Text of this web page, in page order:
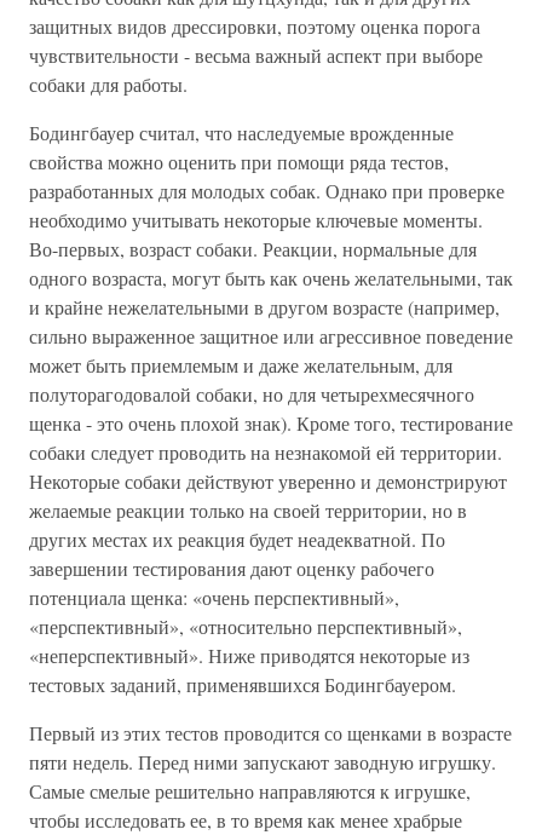
защитных видов дрессировки, поэтому оценка порога
чувствительности - весьма важный аспект при выборе
собаки для работы.
Бодингбауер считал, что наследуемые врожденные
свойства можно оценить при помощи ряда тестов,
разработанных для молодых собак. Однако при проверке
необходимо учитывать некоторые ключевые моменты.
Во-первых, возраст собаки. Реакции, нормальные для
одного возраста, могут быть как очень желательными, так
и крайне нежелательными в другом возрасте (например,
сильно выраженное защитное или агрессивное поведение
может быть приемлемым и даже желательным, для
полуторагодовалой собаки, но для четырехмесячного
щенка - это очень плохой знак). Кроме того, тестирование
собаки следует проводить на незнакомой ей территории.
Некоторые собаки действуют уверенно и демонстрируют
желаемые реакции только на своей территории, но в
других местах их реакция будет неадекватной. По
завершении тестирования дают оценку рабочего
потенциала щенка: «очень перспективный»,
«перспективный», «относительно перспективный»,
«неперспективный». Ниже приводятся некоторые из
тестовых заданий, применявшихся Бодингбауером.
Первый из этих тестов проводится со щенками в возрасте
пяти недель. Перед ними запускают заводную игрушку.
Самые смелые решительно направляются к игрушке,
чтобы исследовать ее, в то время как менее храбрые